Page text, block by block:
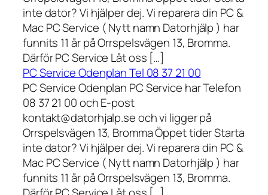
inte dator? Vi hjälper dej. Vi reparera din PC &
Mac PC Service ( Nytt namn Datorhjälp ) har
funnits 11 år på Orrspelsvägen 13, Bromma.
Därför PC Service Låt oss […]
PC Service Odenplan Tel 08 37 21 00
PC Service Odenplan PC Service har Telefon
08 37 21 00 och E-post
kontakt@datorhjalp.se och vi ligger på
Orrspelsvägen 13, Bromma Öppet tider Starta
inte dator? Vi hjälper dej. Vi reparera din PC &
Mac PC Service ( Nytt namn Datorhjälp ) har
funnits 11 år på Orrspelsvägen 13, Bromma.